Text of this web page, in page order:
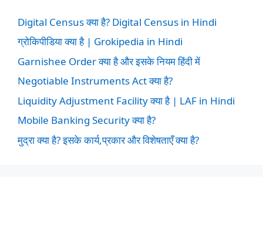
Digital Census क्या है? Digital Census in Hindi
ग्रोकिपीडिया क्या है | Grokipedia in Hindi
Garnishee Order क्या है और इसके नियम हिंदी में
Negotiable Instruments Act क्या है?
Liquidity Adjustment Facility क्या है | LAF in Hindi
Mobile Banking Security क्या है?
मुद्रा क्या है? इसके कार्य,प्रकार और विशेषताएँ क्या है?